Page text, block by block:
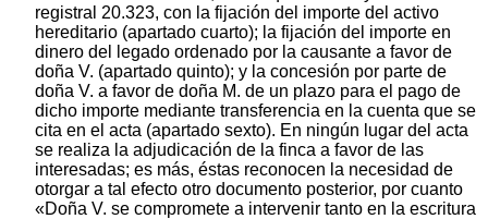
registral 20.323, con la fijación del importe del activo
hereditario (apartado cuarto); la fijación del importe en
dinero del legado ordenado por la causante a favor de
doña V. (apartado quinto); y la concesión por parte de
doña V. a favor de doña M. de un plazo para el pago de
dicho importe mediante transferencia en la cuenta que se
cita en el acta (apartado sexto). En ningún lugar del acta
se realiza la adjudicación de la finca a favor de las
interesadas; es más, éstas reconocen la necesidad de
otorgar a tal efecto otro documento posterior, por cuanto
«Doña V. se compromete a intervenir tanto en la escritura